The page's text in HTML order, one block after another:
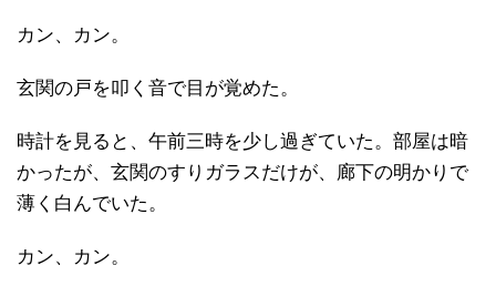
カン、カン。
玄関の戸を叩く音で目が覚めた。
時計を見ると、午前三時を少し過ぎていた。部屋は暗
かったが、玄関のすりガラスだけが、廊下の明かりで
薄く白んでいた。
カン、カン。